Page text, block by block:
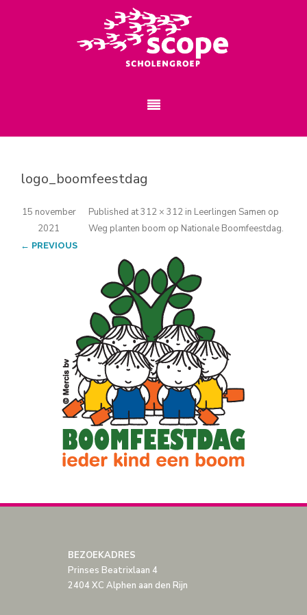
logo_boomfeestdag
Published
15 november
2021
at312 × 312 in Leerlingen Samen op
Weg planten boom op Nationale Boomfeestdag.
← PREVIOUS
BEZOEKADRES
Prinses Beatrixlaan 4
2404 XC Alphen aan den Rijn